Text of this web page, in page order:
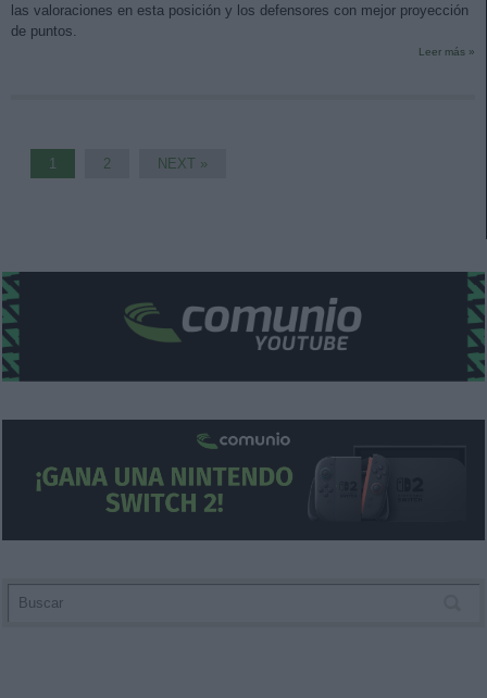
las valoraciones en esta posición y los defensores con mejor proyección
de puntos.
Leer más »
1 2 NEXT »